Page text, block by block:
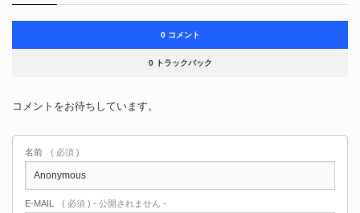
0 コメント
0 トラックバック
コメントをお待ちしています。
名前 ( 必須 )
E-MAIL ( 必須 ) - 公開されません -